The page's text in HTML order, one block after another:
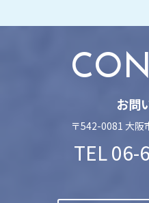
お問
〒542-0081 大阪
TEL06-